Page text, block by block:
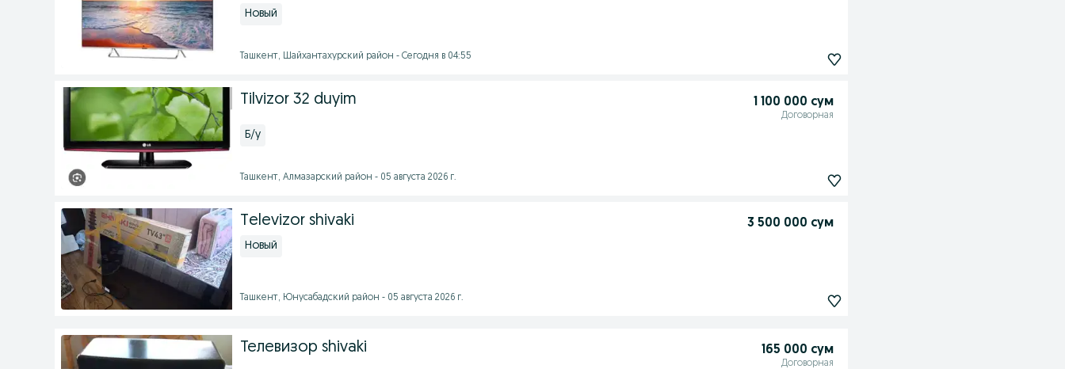
Новый
Ташкент, Шайхантахурский район - Сегодня в 04:55
Tilvizor 32 duyim 1 100 000 сум
Договорная
Б/у
Ташкент, Алмазарский район - 05 августа 2026 г.
Televizor shivaki 3 500 000 сум
Новый
Ташкент, Юнусабадский район - 05 августа 2026 г.
Телевизор shivaki 165 000 сум
Договорная